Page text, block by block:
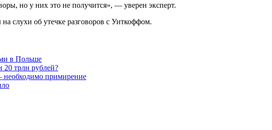
но у них это не получится», — уверен эксперт.
слухи об утечке разговоров с Уиткоффом.
в Польше
трлн рублей?
необходимо примирение